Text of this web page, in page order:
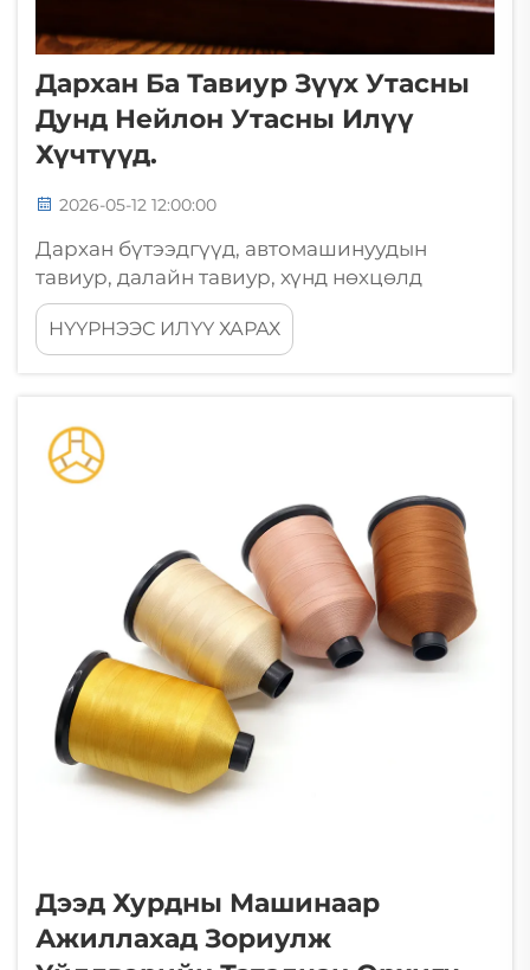
Дархан Ба Тавиур Зүүх Утасны
Дунд Нейлон Утасны Илүү
Хүчтүүд.
2026-05-12 12:00:00
Дархан бүтээдгүүд, автомашинуудын
тавиур, далайн тавиур, хүнд нөхцөлд
ажиллах мебель зүүхдээ утас сонгохдоо
утасны сонголт хэзээд ч хялбар биш. Утас
нь тогтмол хатгалт, үртүүр, тосонд үлдэх,
төвөгтүүдгүй төдий л төвөгтүүдгүй төдий л
төвөгтүүдгүй төдий л төвөгтүүдгүй төдий л
төвөгтүүдгүй төдий л төвөгтүүдгүй төдий л
төвөгтүүдгүй төдий л төвөгтүүдгүй төдий л
төвөгтүүдгүй төдий л төвөгтүүдгүй төдий л
төвөгтүүдгүй төдий л төвөгтүүдгүй төдий л
төвөгтүүдгүй төдий л төвөгтүүдгүй төдий л
төвөгтүүдгүй төдий л төвөгтүүдгүй төдий л
төвөгтүүдгүй төдий л төвөгтүүдгүй төдий л
төвөгтүүдгүй төдий л төвөгтүүдгүй төдий л
төвөгтүүдгүй төдий л төвөгтүүдгүй төдий л
төвөгтүүдгүй төдий л төвөгтүүдгүй төдий л
төвөгтүүдгүй төдий л төвөгтүүдгүй төдий л
төвөгтүүдгүй төдий л төвөгтүүдгүй төдий л
НҮҮРНЭЭС ИЛҮҮ ХАРАХ
Дээд Хурдны Машинаар
Ажиллахад Зориулж